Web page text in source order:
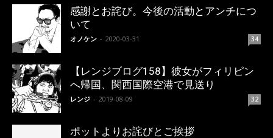
感謝とお詫び。今後の活動とアンチにつ
いて
オノケン - 2020-03-31 34
【レンジブログ158】彼女がフィリピン
へ帰国、関西国際空港で見送り
レンジ - 2019-08-09 32
ポットよりお詫びとご挨拶